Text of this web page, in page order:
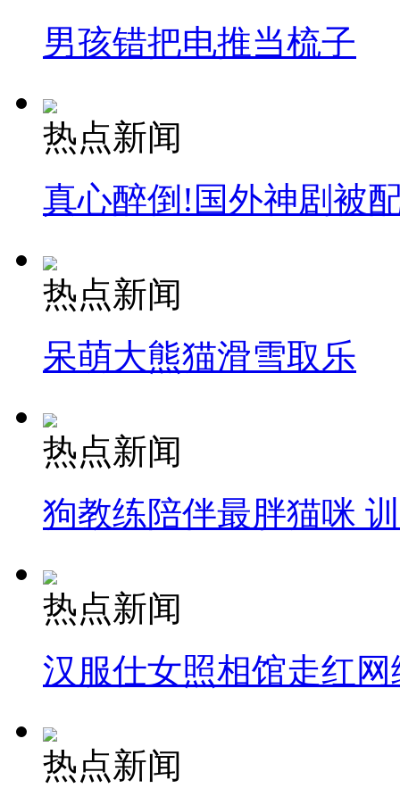
男孩错把电推当梳子
热点新闻
真心醉倒!国外神剧被
热点新闻
呆萌大熊猫滑雪取乐
热点新闻
狗教练陪伴最胖猫咪
热点新闻
汉服仕女照相馆走红网
热点新闻